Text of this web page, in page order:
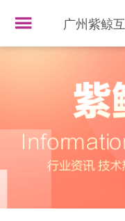
广州紫鲸